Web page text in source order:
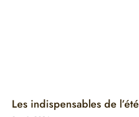
Les indispensables de l’été